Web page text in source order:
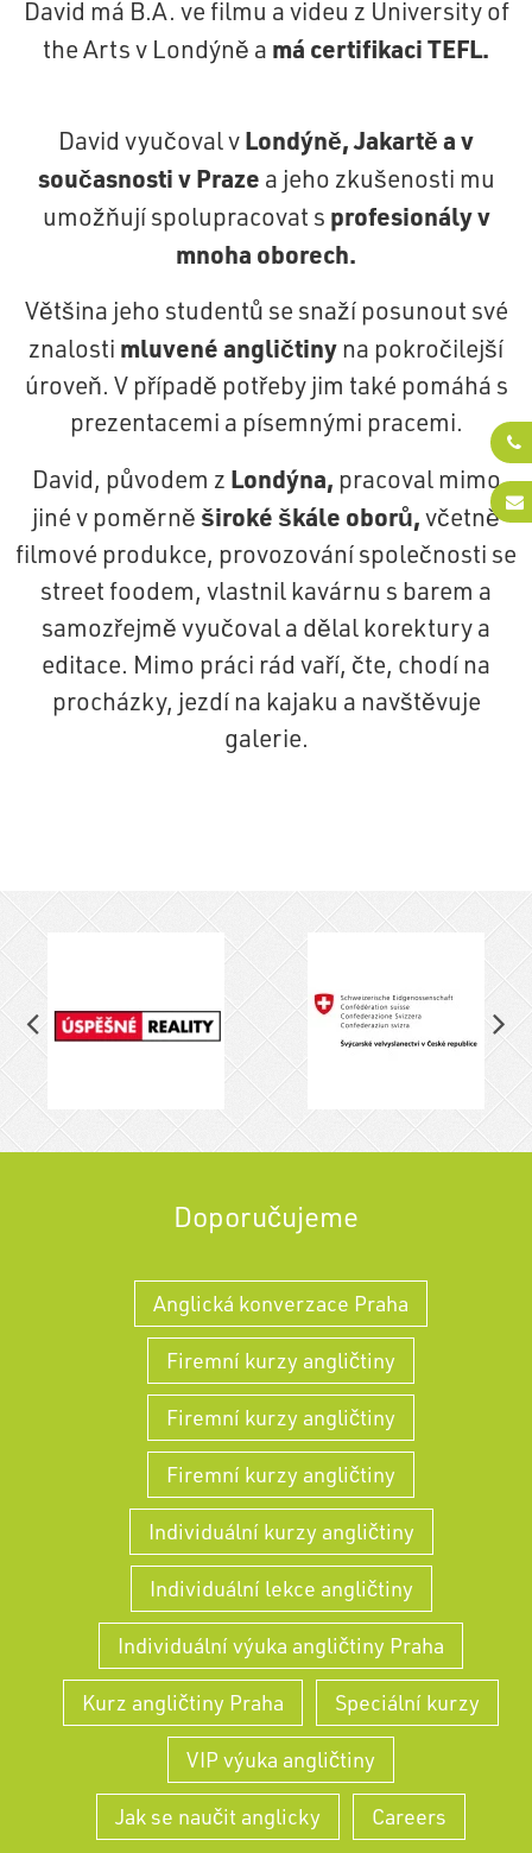
David má B.A. ve filmu a videu z University of
the Arts v Londýně a má certifikaci TEFL.
David vyučoval vLondýně, Jakartě a v
současnosti v Praze a jeho zkušenosti mu
umožňují spolupracovat s profesionály v
mnoha oborech.
Většina jeho studentů se snaží posunout své
znalosti mluvené angličtinyna pokročilejší
úroveň. V případě potřeby jim také pomáhá s
prezentacemi a písemnými pracemi.
David, původem z Londýna, pracoval mimo
jiné v poměrně široké škále oborů,včetně
filmové produkce, provozování společnosti se
street foodem, vlastnil kavárnu s barem a
samozřejmě vyučoval a dělal korektury a
editace. Mimo práci rád vaří, čte, chodí na
procházky, jezdí na kajaku a navštěvuje
galerie.
Doporučujeme
Anglická konverzace Praha
Firemní kurzy angličtiny
Firemní kurzy angličtiny
Firemní kurzy angličtiny
Individuální kurzy angličtiny
Individuální lekce angličtiny
Individuální výuka angličtiny Praha
Kurz angličtiny Praha Speciální kurzy
VIP výuka angličtiny
Jak se naučit anglicky Careers